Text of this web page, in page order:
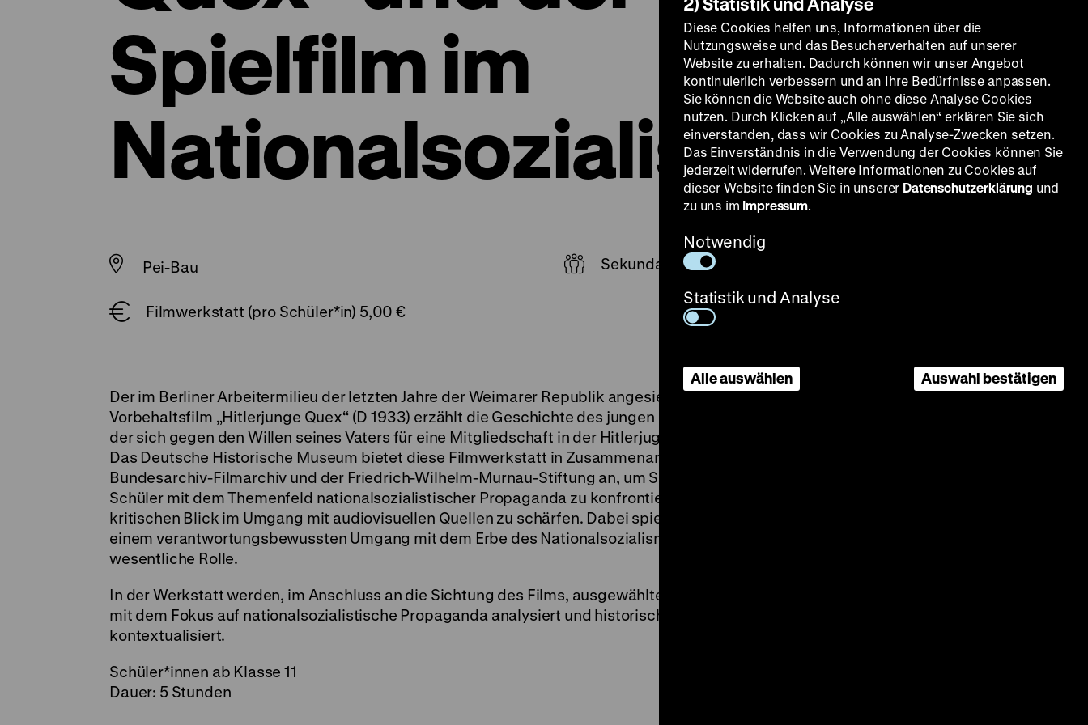
Spielfilm im
Nationalsozialismus
Pei-Bau Sekundarstufe II
Filmwerkstatt (pro Schüler*in) 5,00 €
Der im Berliner Arbeitermilieu der letzten Jahre der Weimarer Republik angesiedelte
Vorbehaltsfilm „Hitlerjunge Quex“ (D 1933) erzählt die Geschichte des jungen Lehrlings Heini,
der sich gegen den Willen seines Vaters für eine Mitgliedschaft in der Hitlerjugend entscheidet.
Das Deutsche Historische Museum bietet diese Filmwerkstatt in Zusammenarbeit dem
Bundesarchiv-Filmarchiv und der Friedrich-Wilhelm-Murnau-Stiftung an, um Schülerinnen und
Schüler mit dem Themenfeld nationalsozialistischer Propaganda zu konfrontieren und ihren
kritischen Blick im Umgang mit audiovisuellen Quellen zu schärfen. Dabei spielt die Frage nach
einem verantwortungsbewussten Umgang mit dem Erbe des Nationalsozialismus eine
wesentliche Rolle.
In der Werkstatt werden, im Anschluss an die Sichtung des Films, ausgewählte Filmsequenzen
mit dem Fokus auf nationalsozialistische Propaganda analysiert und historisch
kontextualisiert.
Schüler*innen ab Klasse 11
Dauer: 5 Stunden
Diese Cookies helfen uns, Informationen über die
Nutzungsweise und das Besucherverhalten auf unserer
Website zu erhalten. Dadurch können wir unser Angebot
kontinuierlich verbessern und an Ihre Bedürfnisse anpassen.
Sie können die Website auch ohne diese Analyse Cookies
nutzen. Durch Klicken auf „Alle auswählen“ erklären Sie sich
einverstanden, dass wir Cookies zu Analyse-Zwecken setzen.
Das Einverständnis in die Verwendung der Cookies können Sie
jederzeit widerrufen. Weitere Informationen zu Cookies auf
dieser Website finden Sie in unserer Datenschutzerklärung und
zu uns im Impressum.
Notwendig
Statistik und Analyse
Alle auswählen Auswahl bestätigen